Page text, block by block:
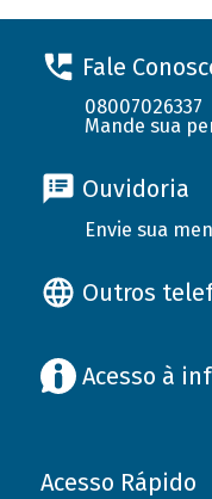
Fale
08007026337
Mande sua
Ouvidoria
Envie sua
Outros
Acesso à
Acesso Rápido